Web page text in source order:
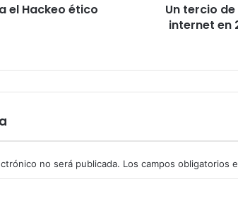
el Hackeo ético
2022,
África
Un tercio
internet en
no será publicada. Los campos obligatorios